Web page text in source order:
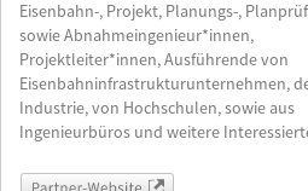
Eisenbahn-, Projekt, Planungs-, Planprüf
sowie Abnahmeingenieur*innen,
Projektleiter*innen, Ausführende von
Eisenbahninfrastrukturunternehmen,
Industrie, von Hochschulen, sowie aus
Ingenieurbüros und weitere
Partner-Website